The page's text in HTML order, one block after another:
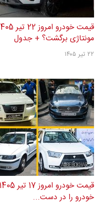
مونتاژی برگشت؟ + جدول
۲۲ تیر ۱۴۰۵
خودرو را در دست...